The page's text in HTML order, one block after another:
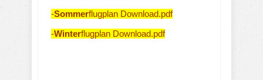
-Sommerflugplan Download.pdf
-Winterflugplan Download.pdf